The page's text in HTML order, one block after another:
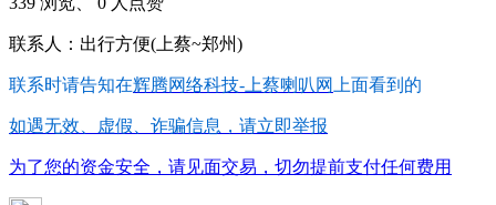
联系人：出行方便(上蔡~郑州)
联系时请告知在辉腾网络科技-上蔡喇叭网 上面看到的
如遇无效、虚假、诈骗信息，请立即举报
为了您的资金安全，请见面交易，切勿提前支付任何费用